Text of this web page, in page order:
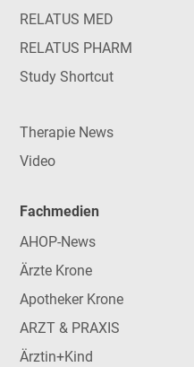
RELATUS MED
RELATUS PHARM
Study Shortcut
Therapie News
Video
Fachmedien
AHOP-News
Ärzte Krone
Apotheker Krone
ARZT & PRAXIS
Ärztin+Kind